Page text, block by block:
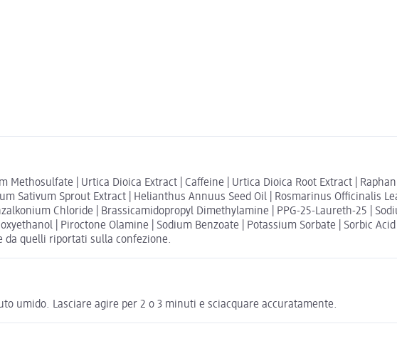
Methosulfate | Urtica Dioica Extract | Caffeine | Urtica Dioica Root Extract |
Sativum Sprout Extract | Helianthus Annuus Seed Oil | Rosmarinus Officinalis
Chloride | Brassicamidopropyl Dimethylamine | PPG-25-Laureth-25 |
| Piroctone Olamine | Sodium Benzoate | Potassium Sorbate | Sorbic
da quelli riportati sulla confezione.
umido. Lasciare agire per 2 o 3 minuti e sciacquare accuratamente.